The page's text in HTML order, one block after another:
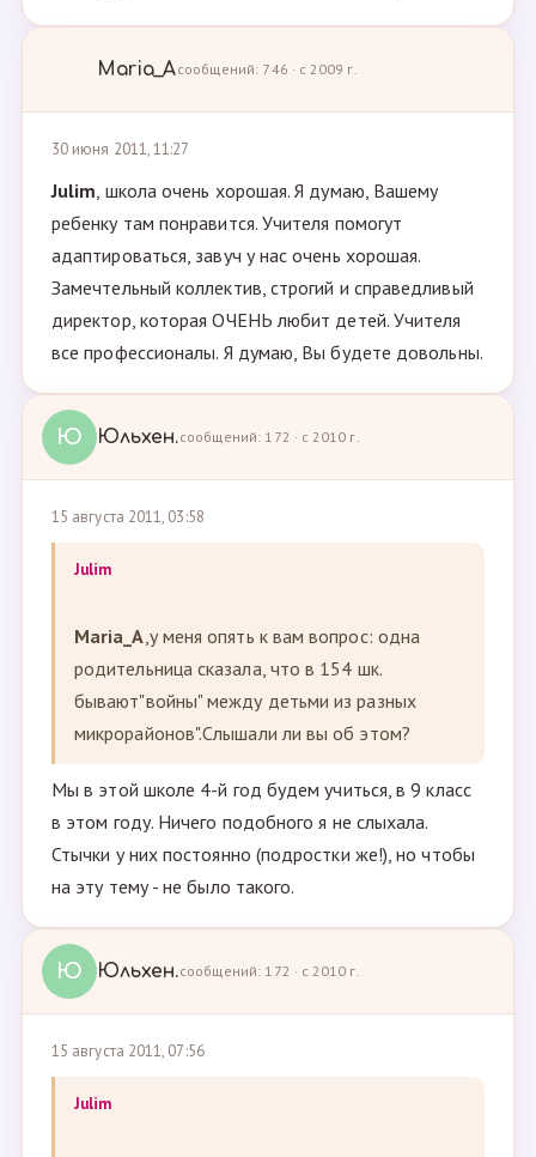
Maria_Aсообщений: 746 · с 2009 г.
30 июня 2011, 11:27
Julim, школа очень хорошая. Я думаю, Вашему
ребенку там понравится. Учителя помогут
адаптироваться, завуч у нас очень хорошая.
Замечтельный коллектив, строгий и справедливый
директор, которая ОЧЕНЬ любит детей. Учителя
все профессионалы. Я думаю, Вы будете довольны.
Ю Юльхен.сообщений: 172 · с 2010 г.
15 августа 2011, 03:58
Julim
Maria_A,у меня опять к вам вопрос: одна
родительница сказала, что в 154 шк.
бывают"войны" между детьми из разных
микрорайонов".Слышали ли вы об этом?
Мы в этой школе 4-й год будем учиться, в 9 класс
в этом году. Ничего подобного я не слыхала.
Стычки у них постоянно (подростки же!), но чтобы
на эту тему - не было такого.
Ю Юльхен.сообщений: 172 · с 2010 г.
15 августа 2011, 07:56
Julim